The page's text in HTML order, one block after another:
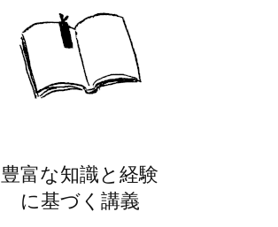
豊富な知識と経験
に基づく講義